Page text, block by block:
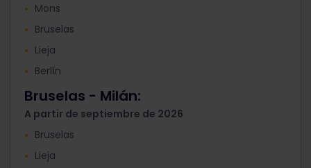
Mons
Bruselas
Lieja
Berlín
Bruselas - Milán:
A partir de septiembre de 2026
Bruselas
Lieja